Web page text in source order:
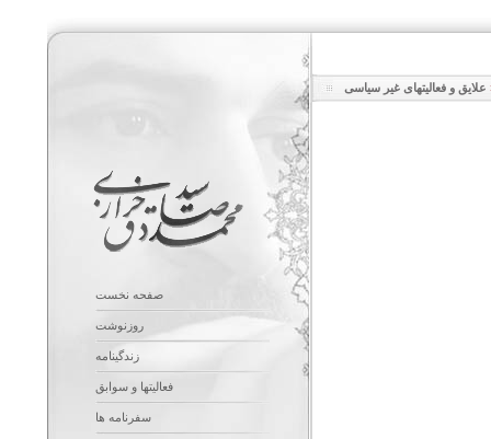
علایق و فعالیتهای غیر سیاسی
صفحه نخست
روزنوشت
زندگینامه
فعالیتها و سوابق
سفرنامه ها